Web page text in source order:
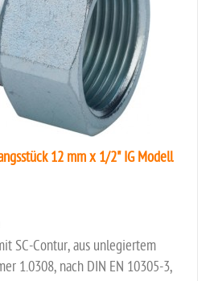
12 mm x 1/2" IG Modell
SC-Contur, aus unlegiertem
1.0308, nach DIN EN 10305-3,